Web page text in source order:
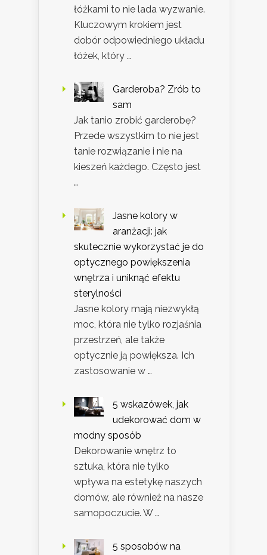
łóżkami to nie lada wyzwanie.
Kluczowym krokiem jest
dobór odpowiedniego układu
łóżek, który …
Garderoba? Zrób to
sam
Jak tanio zrobić garderobę?
Przede wszystkim to nie jest
tanie rozwiązanie i nie na
kieszeń każdego. Często jest
…
Jasne kolory w
aranżacji: jak
skutecznie wykorzystać je do
optycznego powiększenia
wnętrza i uniknąć efektu
sterylności
Jasne kolory mają niezwykłą
moc, która nie tylko rozjaśnia
przestrzeń, ale także
optycznie ją powiększa. Ich
zastosowanie w …
5 wskazówek, jak
udekorować dom w
modny sposób
Dekorowanie wnętrz to
sztuka, która nie tylko
wpływa na estetykę naszych
domów, ale również na nasze
samopoczucie. W …
5 sposobów na